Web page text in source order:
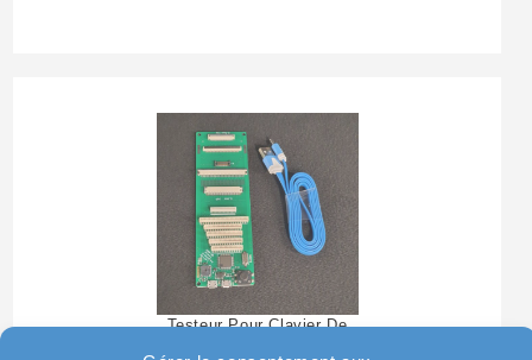
Testeur Pour Clavier De